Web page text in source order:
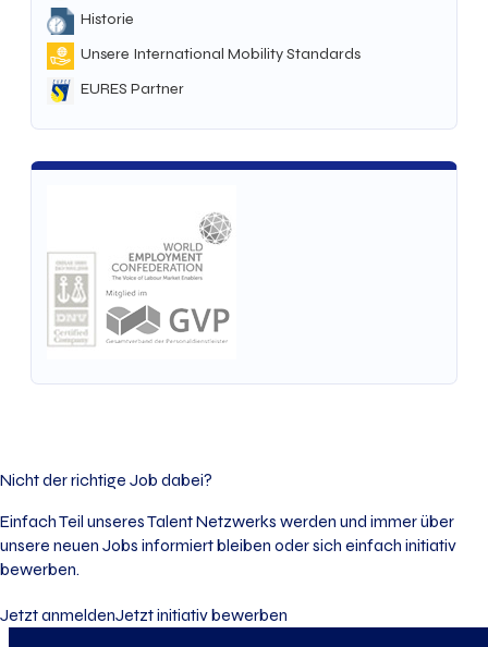
Historie
Unsere International Mobility Standards
EURES Partner
Nicht der richtige Job dabei?
Einfach Teil unseres Talent Netzwerks werden und immer über
unsere neuen Jobs informiert bleiben oder sich einfach initiativ
bewerben.
Jetzt anmeldenJetzt initiativ bewerben